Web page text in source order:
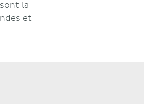
la
et